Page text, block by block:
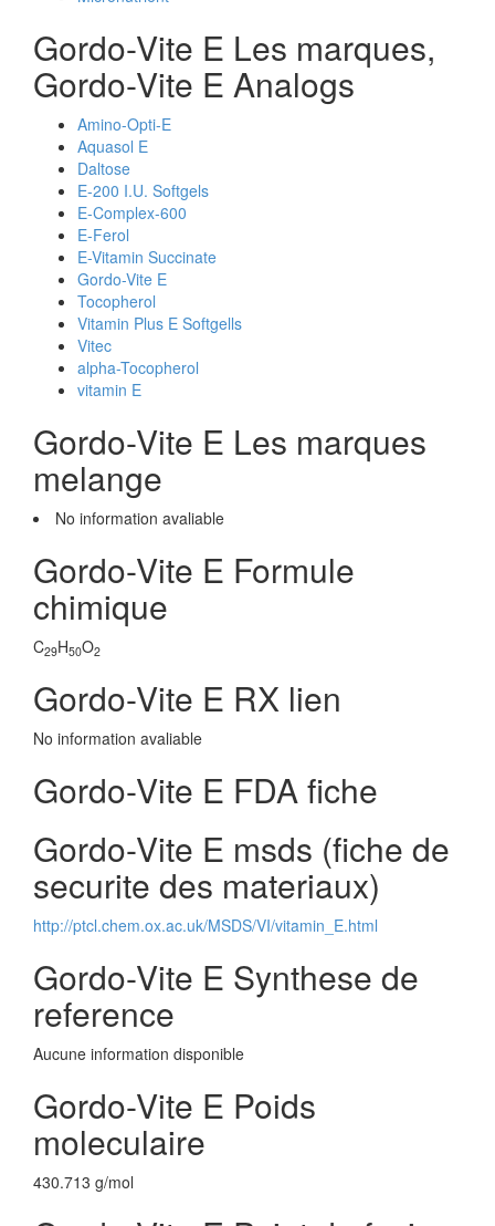
Gordo-Vite E Les marques,
Gordo-Vite E Analogs
Amino-Opti-E
Aquasol E
Daltose
E-200 I.U. Softgels
E-Complex-600
E-Ferol
E-Vitamin Succinate
Gordo-Vite E
Tocopherol
Vitamin Plus E Softgells
Vitec
alpha-Tocopherol
vitamin E
Gordo-Vite E Les marques
melange
No information avaliable
Gordo-Vite E Formule
chimique
C29H50O2
Gordo-Vite E RX lien
No information avaliable
Gordo-Vite E FDA fiche
Gordo-Vite E msds (fiche de
securite des materiaux)
http://ptcl.chem.ox.ac.uk/MSDS/VI/vitamin_E.html
Gordo-Vite E Synthese de
reference
Aucune information disponible
Gordo-Vite E Poids
moleculaire
430.713 g/mol